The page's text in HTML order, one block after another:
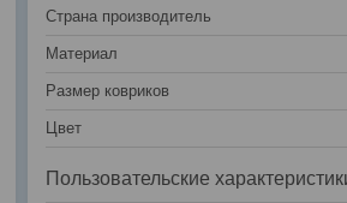
Страна производитель
Материал
Размер ковриков
Цвет
Пользовательские